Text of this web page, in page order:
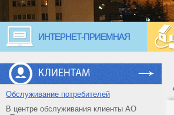
ИНТЕРНЕТ-ПРИЕМНАЯ
КЛИЕНТАМ
Обслуживание потребителей
В центре обслуживания клиенты АО